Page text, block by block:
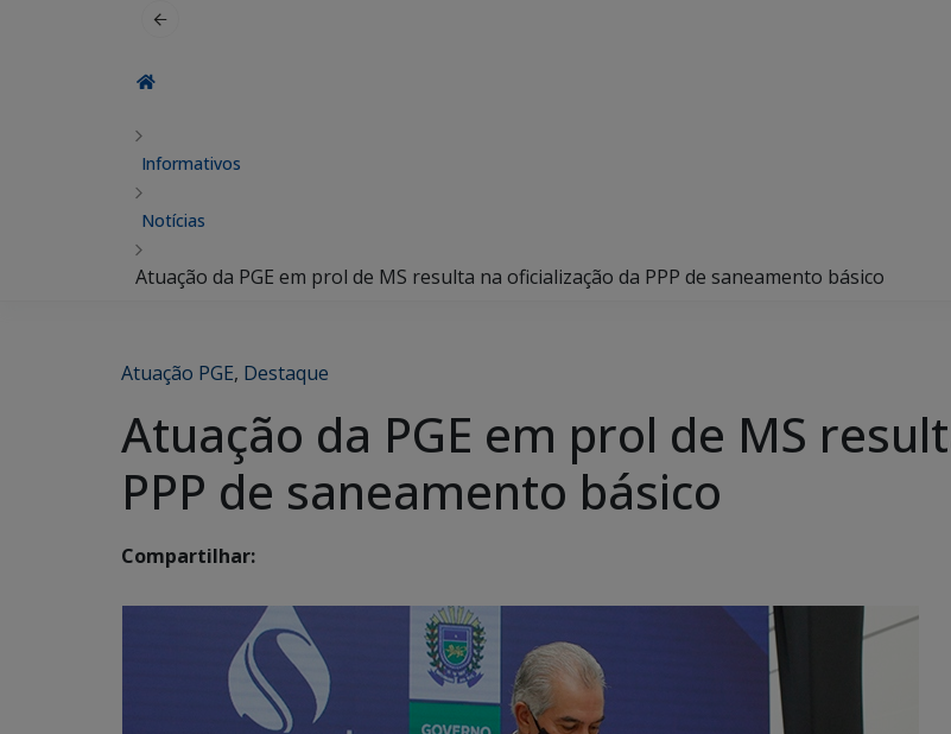
Informativos
Notícias
Atuação da PGE em prol de MS resulta na oficialização da PPP de saneamento básico
Atuação PGE, Destaque
Atuação da PGE em prol de MS
PPP de saneamento básico
Compartilhar: